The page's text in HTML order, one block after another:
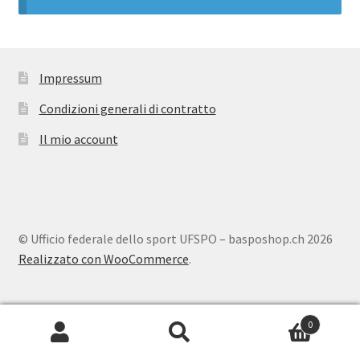
Impressum
Condizioni generali di contratto
Il mio account
© Ufficio federale dello sport UFSPO – basposhop.ch 2026
Realizzato con WooCommerce.
0